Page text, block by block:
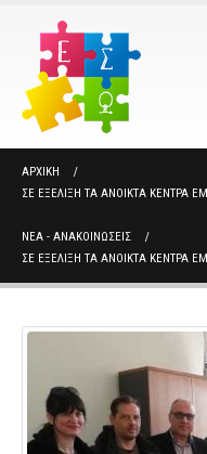
ΑΡΧΙΚΉ
ΣΕ ΕΞΈΛΙΞΗ ΤΑ ΑΝΟΙΚΤΆ ΚΈΝΤΡΑ
ΝΈΑ - ΑΝΑΚΟΙΝΏΣΕΙΣ
ΣΕ ΕΞΈΛΙΞΗ ΤΑ ΑΝΟΙΚΤΆ ΚΈΝΤΡΑ